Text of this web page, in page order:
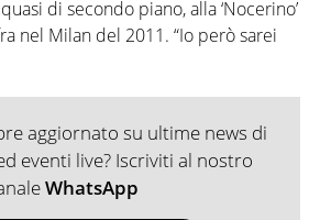
di secondo piano, alla ‘Nocerino’
nel Milan del 2011. “Io però sarei
aggiornato su ultime news di
eventi live? Iscriviti al nostro
WhatsApp